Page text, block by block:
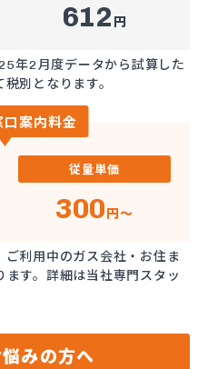
612 円
年2月度データから試算した
別となります。
案内料金
従量単価
300円～
利用中のガス会社・お住ま
す。詳細は当社専門スタッ
みの方へ